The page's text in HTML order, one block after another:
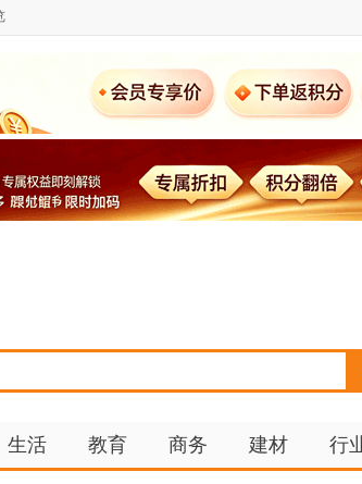
生活 教育 商务 建材 行